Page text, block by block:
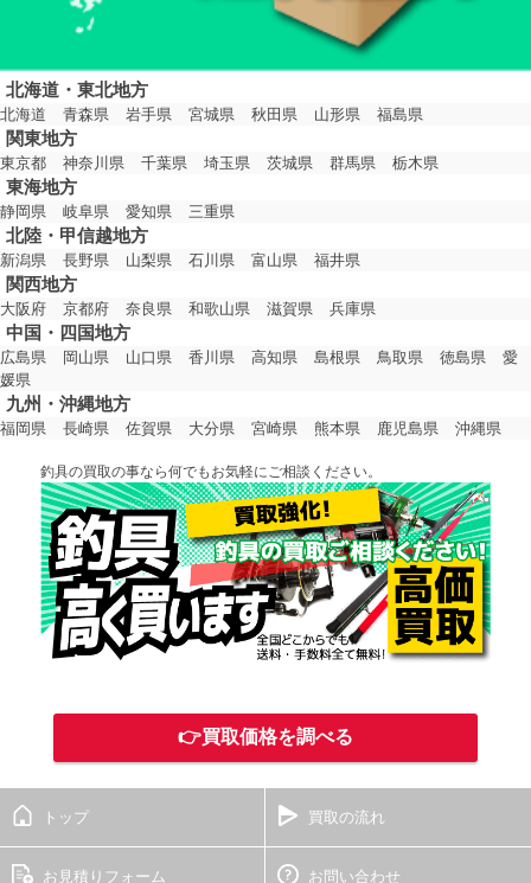
北海道・東北地方
北海道 青森県 岩手県 宮城県 秋田県 山形県 福島県
関東地方
東京都 神奈川県 千葉県 埼玉県 茨城県 群馬県 栃木県
東海地方
静岡県 岐阜県 愛知県 三重県
北陸・甲信越地方
新潟県 長野県 山梨県 石川県 富山県 福井県
関西地方
大阪府 京都府 奈良県 和歌山県 滋賀県 兵庫県
中国・四国地方
広島県 岡山県 山口県 香川県 高知県 島根県 鳥取県 徳島県
愛
媛県
九州・沖縄地方
福岡県 長崎県 佐賀県 大分県 宮崎県 熊本県 鹿児島県 沖縄県
釣具の買取の事なら何でもお気軽にご相談ください。
👉買取価格を調べる
トップ 買取の流れ
お見積りフォーム お問い合わせ